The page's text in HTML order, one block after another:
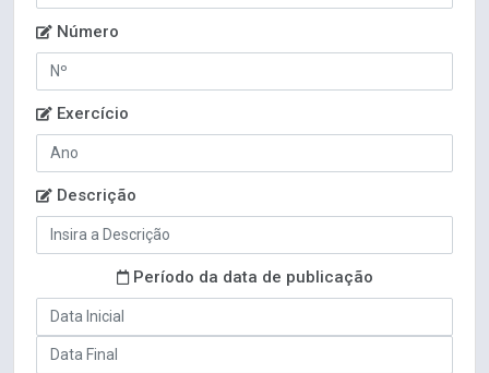
Número
Exercício
Descrição
Período da data de publicação